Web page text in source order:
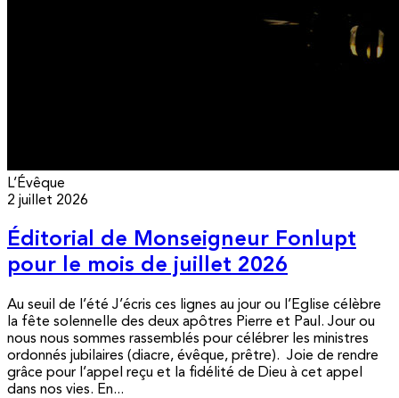
L’Évêque
2 juillet 2026
Éditorial de Monseigneur Fonlupt
pour le mois de juillet 2026
Au seuil de l’été J’écris ces lignes au jour ou l’Eglise célèbre
la fête solennelle des deux apôtres Pierre et Paul. Jour ou
nous nous sommes rassemblés pour célébrer les ministres
ordonnés jubilaires (diacre, évêque, prêtre). Joie de rendre
grâce pour l’appel reçu et la fidélité de Dieu à cet appel
dans nos vies. En...